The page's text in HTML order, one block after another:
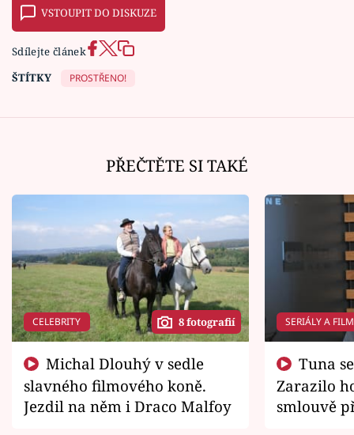
VSTOUPIT DO DISKUZE
Sdílejte článek
ŠTÍTKY
PROSTŘENO!
PŘEČTĚTE SI TAKÉ
CELEBRITY 8 fotografií
slavného filmového koně.
Jezdil na něm i Draco Malfoy
SERIÁLY A
Zarazilo
smlouvě